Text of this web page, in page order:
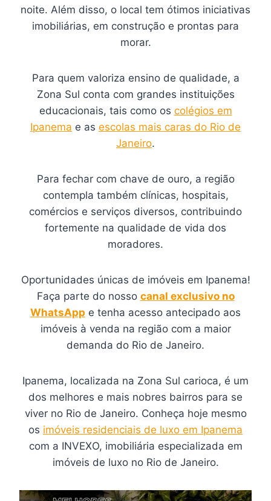
noite. Além disso, o local tem ótimos iniciativas
imobiliárias, em construção e prontas para
morar.
Para quem valoriza ensino de qualidade, a
Zona Sul conta com grandes instituições
educacionais, tais como os colégios em
Ipanema e as escolas mais caras do Rio de
Janeiro.
Para fechar com chave de ouro, a região
contempla também clínicas, hospitais,
comércios e serviços diversos, contribuindo
fortemente na qualidade de vida dos
moradores.
Oportunidades únicas de imóveis em Ipanema!
Faça parte do nosso canal exclusivo no
WhatsApp e tenha acesso antecipado aos
imóveis à venda na região com a maior
demanda do Rio de Janeiro.
Ipanema, localizada na Zona Sul carioca, é um
dos melhores e mais nobres bairros para se
viver no Rio de Janeiro. Conheça hoje mesmo
os imóveis residenciais de luxo em Ipanema
com a INVEXO, imobiliária especializada em
imóveis de luxo no Rio de Janeiro.